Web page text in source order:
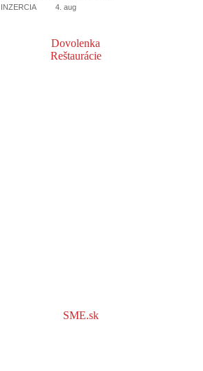
INZERCIA 4. aug
Dovolenka
Reštaurácie
SME.sk